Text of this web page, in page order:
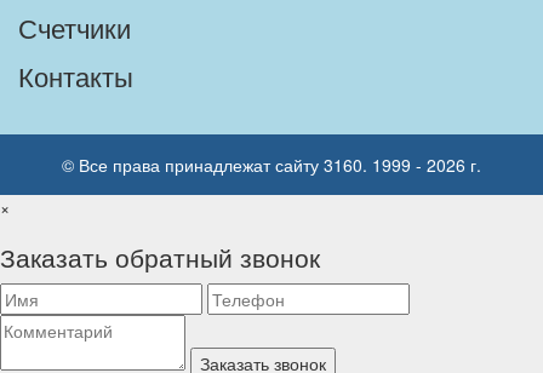
Счетчики
Контакты
© Все права принадлежат сайту 3160. 1999 - 2026 г.
×
Заказать обратный звонок